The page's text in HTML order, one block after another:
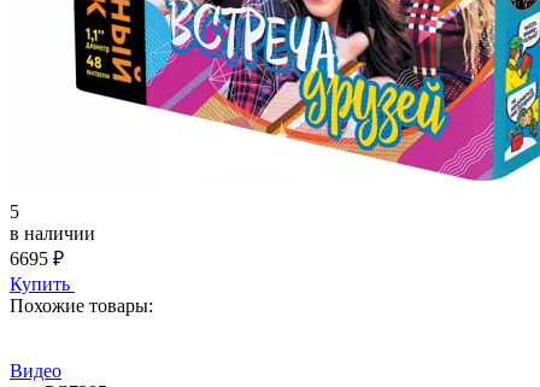
5
в наличии
6695 ₽
Купить
Похожие товары:
Видео